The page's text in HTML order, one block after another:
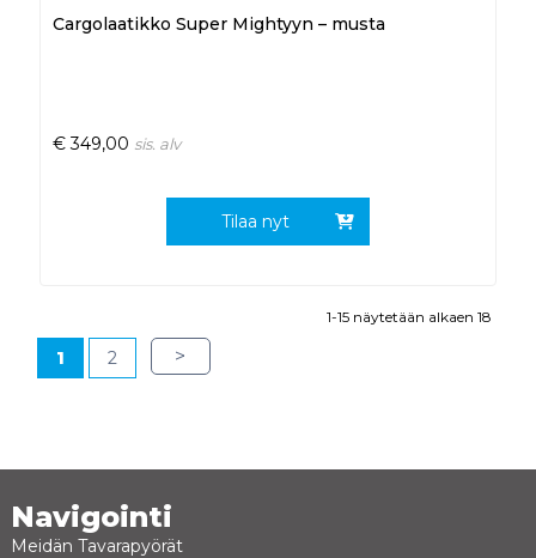
Cargolaatikko Super Mightyyn – musta
€ 349,00 sis. alv
Tilaa nyt
1-15 näytetään alkaen 18
1 2 >
Navigointi
Meidän Tavarapyörät